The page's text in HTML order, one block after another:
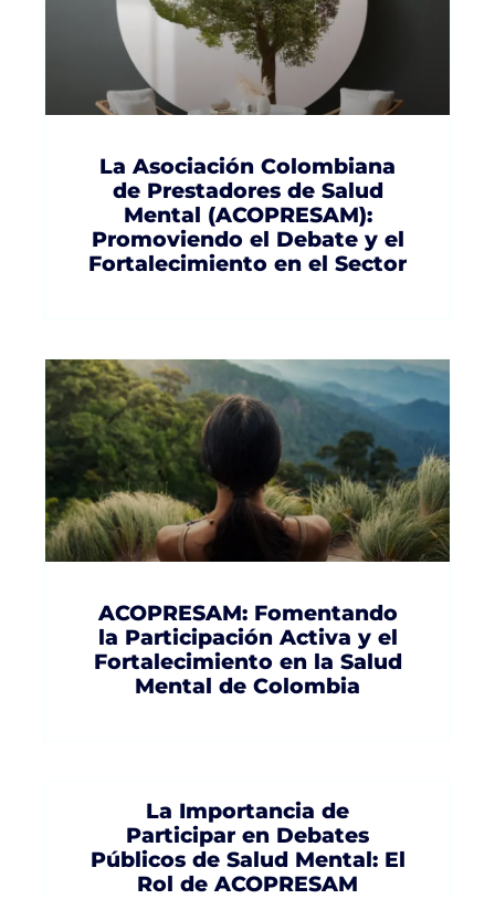
La Asociación Colombiana
de Prestadores de Salud
Mental (ACOPRESAM):
Promoviendo el Debate y el
Fortalecimiento en el Sector
ACOPRESAM: Fomentando
la Participación Activa y el
Fortalecimiento en la Salud
Mental de Colombia
La Importancia de
Participar en Debates
Públicos de Salud Mental: El
Rol de ACOPRESAM